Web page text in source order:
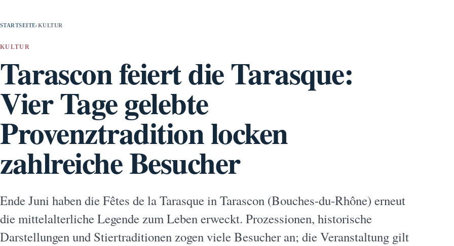
STARTSEITE›KULTUR
KULTUR
Tarascon feiert die Tarasque:
Vier Tage gelebte
Provenztradition locken
zahlreiche Besucher
Ende Juni haben die Fêtes de la Tarasque in Tarascon (Bouches-du-Rhône) erneut
die mittelalterliche Legende zum Leben erweckt. Prozessionen, historische
Darstellungen und Stiertraditionen zogen viele Besucher an; die Veranstaltung gilt